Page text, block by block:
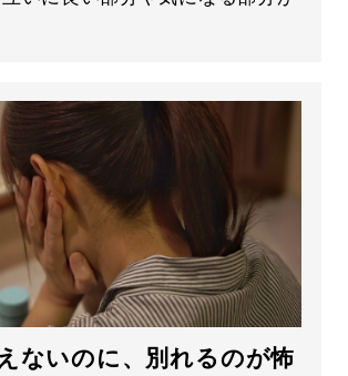
ないのに、別れるのが怖